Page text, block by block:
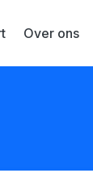
Over ons